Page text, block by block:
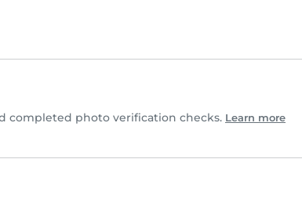
completed photo verification checks. Learn more